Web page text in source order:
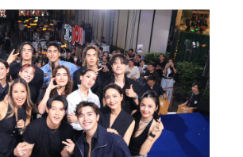
รจัดสัมมนาแรกของปี “ครอบครัวข่าว
ทางโลก ทิศทางไทย” ซึ่งเป็นเวทีที่รวบรวม
ของประเทศ และผู้ประกาศชั้นนำร่วมด้วย
อหาครบทุกมิติ ณ ศูนย์การประชุม